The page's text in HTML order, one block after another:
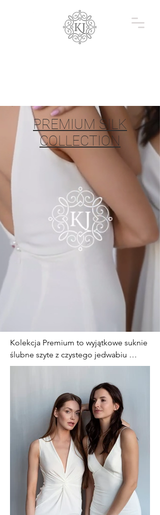
PREMIUM SILK
COLLECTION
Kolekcja Premium to wyjątkowe suknie
ślubne szyte z czystego jedwabiu
najwyższej jakości.